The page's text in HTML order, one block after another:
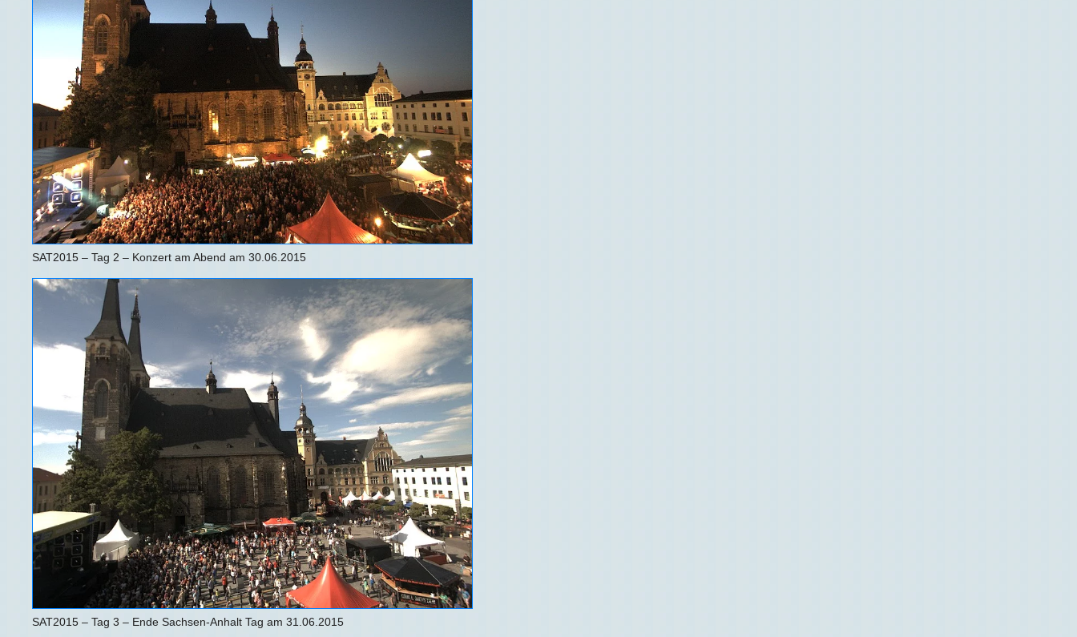
SAT2015 – Tag 2 – Konzert am Abend am 30.06.2015
SAT2015 – Tag 3 – Ende Sachsen-Anhalt Tag am 31.06.2015